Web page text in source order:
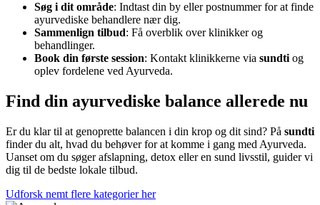
Søg i dit område: Indtast din by eller postnummer for at finde
ayurvediske behandlere nær dig.
Sammenlign tilbud: Få overblik over klinikker og
behandlinger.
Book din første session: Kontakt klinikkerne via sundti og
oplev fordelene ved Ayurveda.
Find din ayurvediske balance allerede nu
Er du klar til at genoprette balancen i din krop og dit sind? På sundti
finder du alt, hvad du behøver for at komme i gang med Ayurveda.
Uanset om du søger afslapning, detox eller en sund livsstil, guider vi
dig til de bedste lokale tilbud.
Udforsk nemt flere kategorier her